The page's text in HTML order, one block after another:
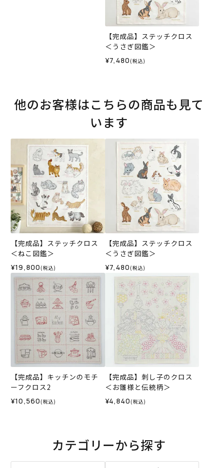
【完成品】ステッチクロス
＜うさぎ図鑑＞
¥7,480 (税込)
他のお客様はこちらの商品も見て
います
【完成品】ステッチクロス
＜ねこ図鑑＞
¥19,800 (税込)
【完成品】ステッチクロス
＜うさぎ図鑑＞
¥7,480 (税込)
【完成品】キッチンのモチ
ーフクロス2
¥10,560 (税込)
【完成品】刺し子のクロス
＜お雛様と伝統柄＞
¥4,840 (税込)
カテゴリーから探す